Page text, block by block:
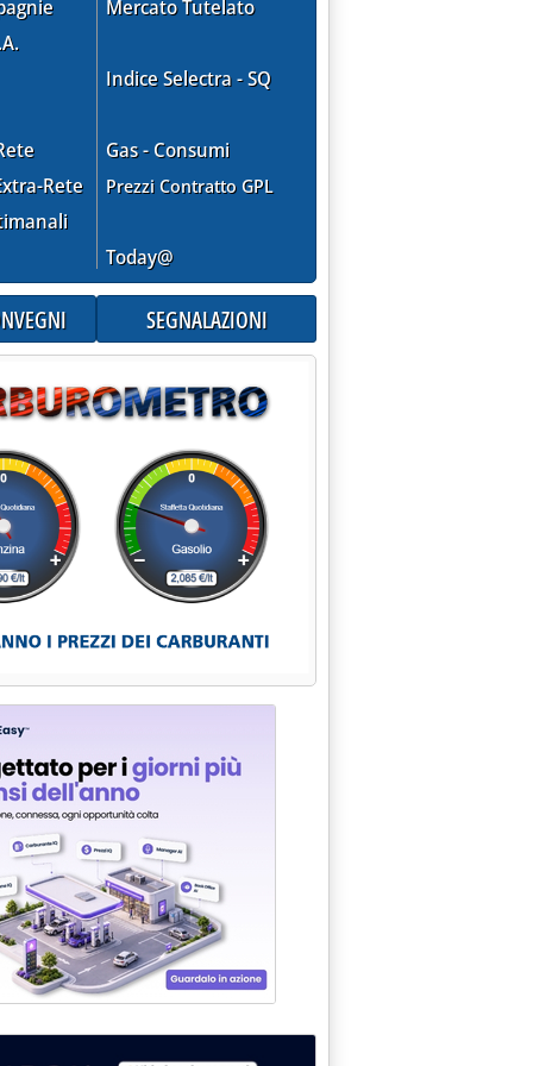
Rete
Mercato Tutelato
Indice Selectra - SQ
Gas - Consumi
Prezzi Contratto GPL
Today@
SEGNALAZIONI